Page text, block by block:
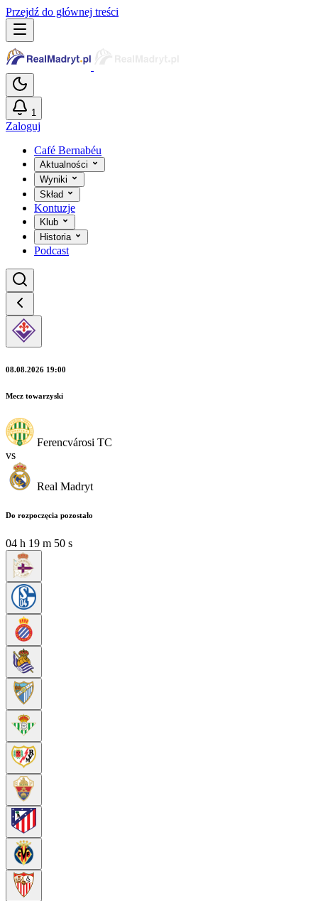
Przejdź do głównej treści
1
Zaloguj
Café Bernabéu
Aktualności
Wyniki
Skład
Kontuzje
Klub
Historia
Podcast
08.08.2026 19:00
Mecz towarzyski
Ferencvárosi TC
vs
Real Madryt
Do rozpoczęcia pozostało
04 h 19 m 49 s